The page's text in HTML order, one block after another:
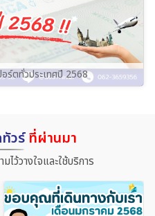
ร์ตทั่วประเทศปี 2568
วร์ที่ผ่านมา
ไว้วางใจและใช้บริการ